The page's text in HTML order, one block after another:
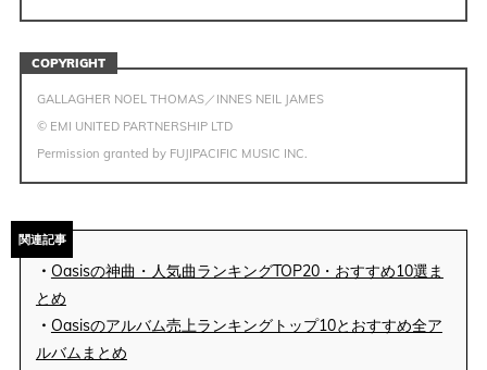
COPYRIGHT
GALLAGHER NOEL THOMAS／INNES NEIL JAMES
© EMI UNITED PARTNERSHIP LTD
Permission granted by FUJIPACIFIC MUSIC INC.
関連記事
・ Oasisの神曲・人気曲ランキングTOP20・おすすめ10選ま
とめ
・ Oasisのアルバム売上ランキングトップ10とおすすめ全ア
ルバムまとめ